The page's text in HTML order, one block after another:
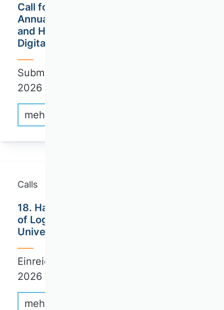
Call for Papers: AKempor / 22nd
Annual Conference "Firms, Workers,
and Households in Times of Crisis and
Digital Transformation"
Submission deadline: September 01,
2026
mehr erfahren
Calls
18. Hamburg International Conference
of Logistics (HICL) / Technische
Universität Hamburg (TUHH)
Einreichungsfrist von Abstracts: 31. Mai
2026
mehr erfahren